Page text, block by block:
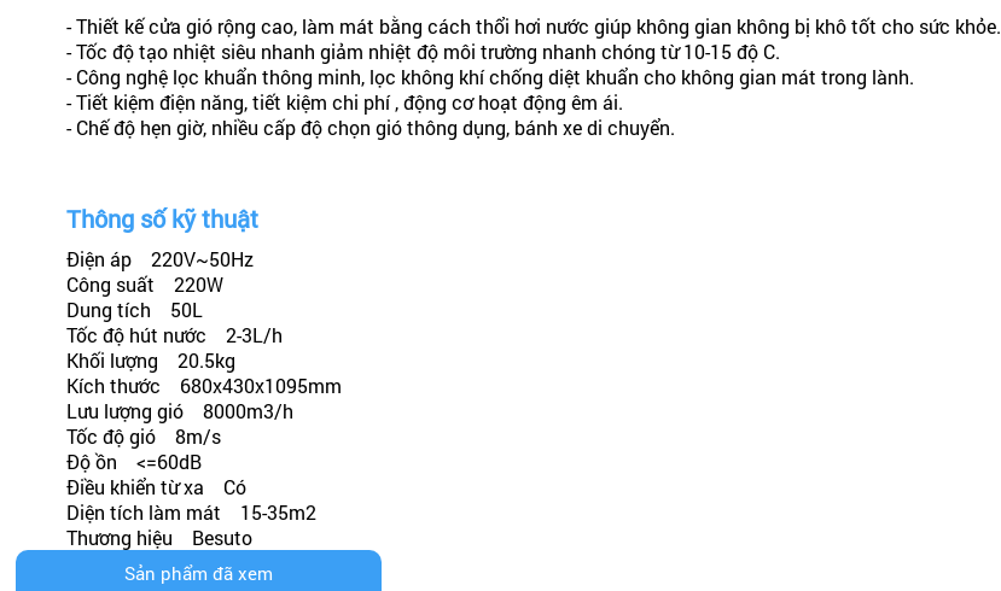
- Thiết kế cửa gió rộng cao, làm mát bằng cách thổi hơi nước giúp không gian không bị khô tốt cho sức khỏe.
- Tốc độ tạo nhiệt siêu nhanh giảm nhiệt độ môi trường nhanh chóng từ 10-15 độ C.
- Công nghệ lọc khuẩn thông minh, lọc không khí chống diệt khuẩn cho không gian mát trong lành.
- Tiết kiệm điện năng, tiết kiệm chi phí , động cơ hoạt động êm ái.
- Chế độ hẹn giờ, nhiều cấp độ chọn gió thông dụng, bánh xe di chuyển.
Thông số kỹ thuật
Điện áp 220V~50Hz
Công suất 220W
Dung tích 50L
Tốc độ hút nước 2-3L/h
Khối lượng 20.5kg
Kích thước 680x430x1095mm
Lưu lượng gió 8000m3/h
Tốc độ gió 8m/s
Độ ồn <=60dB
Điều khiển từ xa Có
Diện tích làm mát 15-35m2
Thương hiệu Besuto
Sản phẩm đã xem